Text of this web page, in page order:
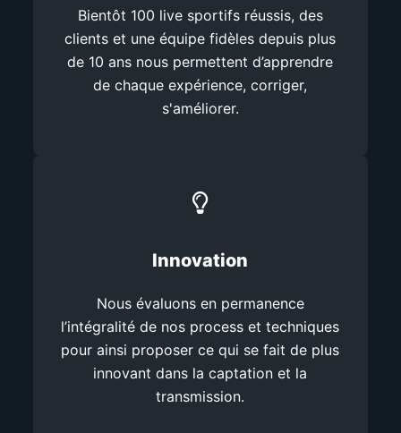
Bientôt 100 live sportifs réussis, des
clients et une équipe fidèles depuis plus
de 10 ans nous permettent d’apprendre
de chaque expérience, corriger,
s'améliorer.
Innovation
Nous évaluons en permanence
l’intégralité de nos process et techniques
pour ainsi proposer ce qui se fait de plus
innovant dans la captation et la
transmission.